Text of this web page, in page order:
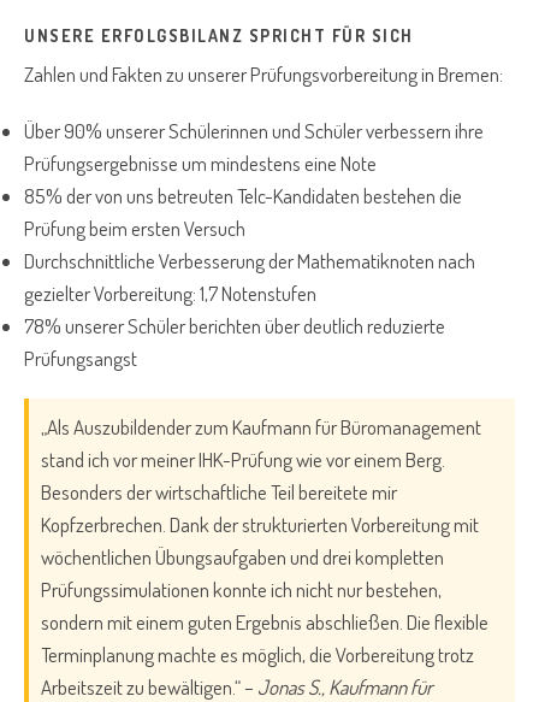
UNSERE ERFOLGSBILANZ SPRICHT FÜR SICH
Zahlen und Fakten zu unserer Prüfungsvorbereitung in Bremen:
Über 90% unserer Schülerinnen und Schüler verbessern ihre
Prüfungsergebnisse um mindestens eine Note
85% der von uns betreuten Telc-Kandidaten bestehen die
Prüfung beim ersten Versuch
Durchschnittliche Verbesserung der Mathematiknoten nach
gezielter Vorbereitung: 1,7 Notenstufen
78% unserer Schüler berichten über deutlich reduzierte
Prüfungsangst
„Als Auszubildender zum Kaufmann für Büromanagement
stand ich vor meiner IHK-Prüfung wie vor einem Berg.
Besonders der wirtschaftliche Teil bereitete mir
Kopfzerbrechen. Dank der strukturierten Vorbereitung mit
wöchentlichen Übungsaufgaben und drei kompletten
Prüfungssimulationen konnte ich nicht nur bestehen,
sondern mit einem guten Ergebnis abschließen. Die flexible
Terminplanung machte es möglich, die Vorbereitung trotz
Arbeitszeit zu bewältigen.“ – Jonas S., Kaufmann für